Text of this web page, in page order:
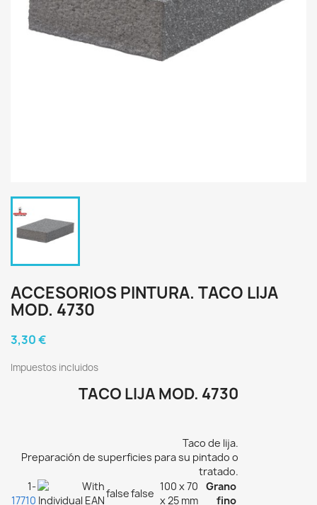
ACCESORIOS PINTURA. TACO LIJA
MOD. 4730
3,30 €
Impuestos incluidos
TACO LIJA MOD. 4730
Taco de lija.
Preparación de superficies para su pintado o
tratado.
1-
17710
falsefalse
100 x 70
x 25 mm
Grano
fino